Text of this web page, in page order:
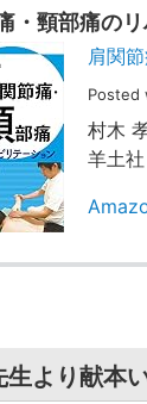
・頸部痛の
肩関
Posted
村木
羊土社
生より献本